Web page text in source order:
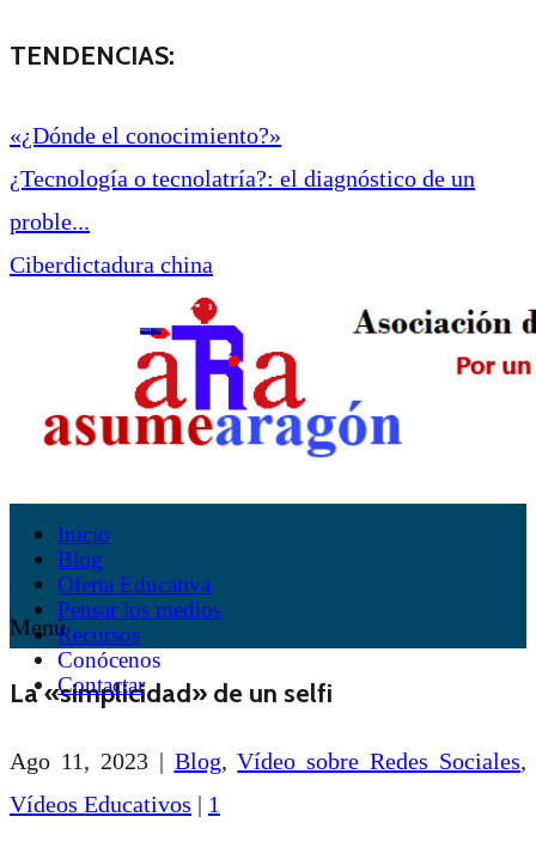
TENDENCIAS:
«¿Dónde el conocimiento?»
¿Tecnología o tecnolatría?: el diagnóstico de un
proble...
Ciberdictadura china
Inicio
Blog
Oferta Educativa
Pensar los medios
Recursos
Conócenos
Contactar
Menú
La «simplicidad» de un selfi
Ago 11, 2023| Blog,Vídeo sobre Redes Sociales,
Vídeos Educativos | 1